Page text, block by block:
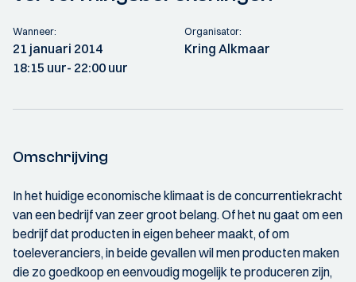
Wanneer:
21 januari 2014
18:15 uur- 22:00 uur
Organisator:
Kring Alkmaar
Omschrijving
In het huidige economische klimaat is de concurrentiekracht
van een bedrijf van zeer groot belang. Of het nu gaat om een
bedrijf dat producten in eigen beheer maakt, of om
toeleveranciers, in beide gevallen wil men producten maken
die zo goedkoop en eenvoudig mogelijk te produceren zijn,